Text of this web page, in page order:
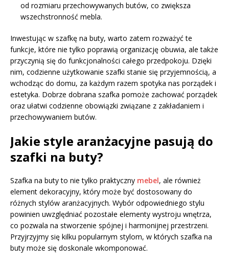
od rozmiaru przechowywanych butów, co zwiększa
wszechstronność mebla.
Inwestując w szafkę na buty, warto zatem rozważyć te
funkcje, które nie tylko poprawią organizację obuwia, ale także
przyczynią się do funkcjonalności całego przedpokoju. Dzięki
nim, codzienne użytkowanie szafki stanie się przyjemnością, a
wchodząc do domu, za każdym razem spotyka nas porządek i
estetyka. Dobrze dobrana szafka pomoże zachować porządek
oraz ułatwi codzienne obowiązki związane z zakładaniem i
przechowywaniem butów.
Jakie style aranżacyjne pasują do
szafki na buty?
Szafka na buty to nie tylko praktyczny mebel, ale również
element dekoracyjny, który może być dostosowany do
różnych stylów aranżacyjnych. Wybór odpowiedniego stylu
powinien uwzględniać pozostałe elementy wystroju wnętrza,
co pozwala na stworzenie spójnej i harmonijnej przestrzeni.
Przyjrzyjmy się kilku popularnym stylom, w których szafka na
buty może się doskonale wkomponować.